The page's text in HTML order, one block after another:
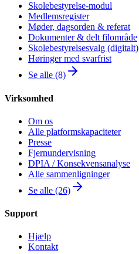
Skolebestyrelse-modul
Medlemsregister
Møder, dagsorden & referat
Dokumenter & delt filområde
Skolebestyrelsesvalg (digitalt)
Høringer med svarfrist
Se alle (8)
Virksomhed
Om os
Alle platformskapaciteter
Presse
Fjernundervisning
DPIA / Konsekvensanalyse
Alle sammenligninger
Se alle (26)
Support
Hjælp
Kontakt